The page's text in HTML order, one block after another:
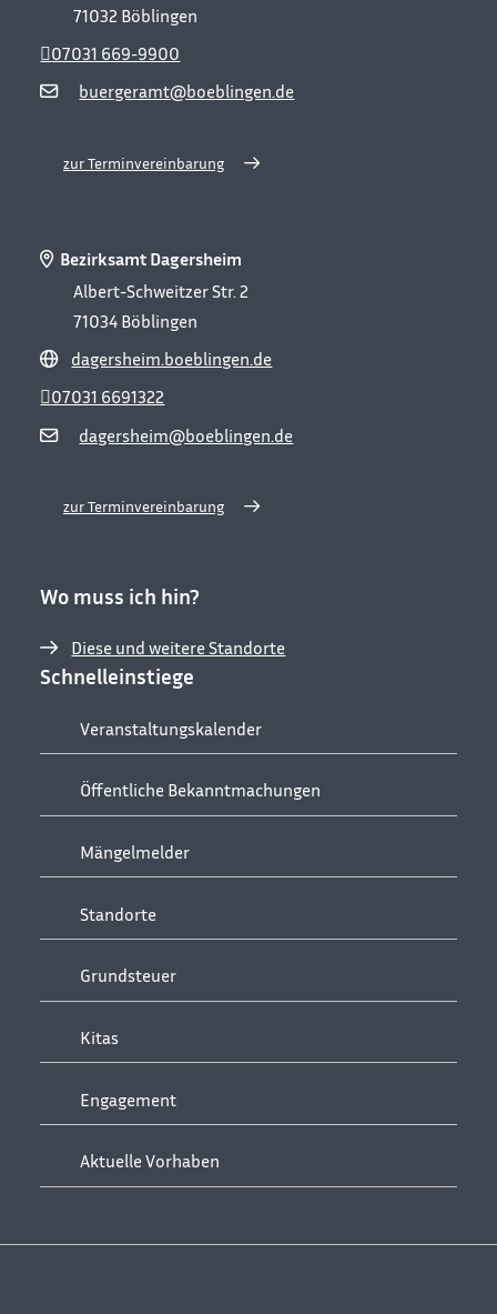
71032 Böblingen
buergeramt@boeblingen.de
07031 669-9900
zur Terminvereinbarung
Bezirksamt Dagersheim
Albert-Schweitzer Str. 2
71034 Böblingen
dagersheim.boeblingen.de
dagersheim@boeblingen.de
07031 6691322
zur Terminvereinbarung
Wo muss ich hin?
Diese und weitere Standorte
Schnelleinstiege
Veranstaltungskalender
Öffentliche Bekanntmachungen
Mängelmelder
Standorte
Grundsteuer
Kitas
Engagement
Aktuelle Vorhaben